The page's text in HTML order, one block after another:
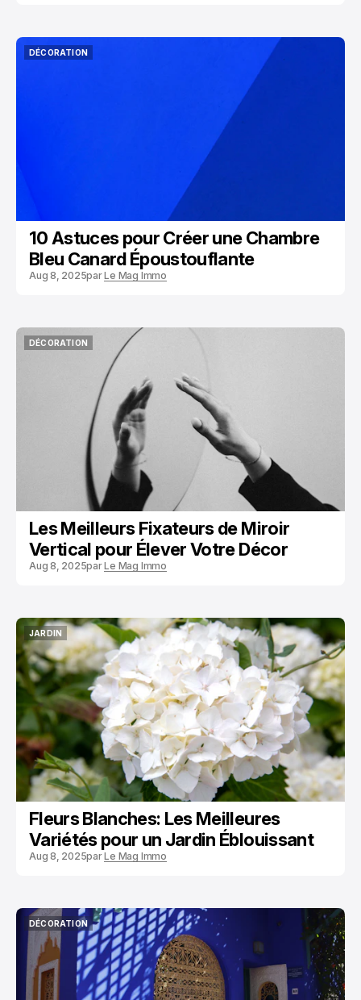
DÉCORATION
10 Astuces pour Créer une Chambre
Bleu Canard Époustouflante
Aug 8, 2025parLe Mag Immo
DÉCORATION
Les Meilleurs Fixateurs de Miroir
Vertical pour Élever Votre Décor
Aug 8, 2025parLe Mag Immo
JARDIN
JARDIN
Fleurs Blanches: Les Meilleures
Variétés pour un Jardin Éblouissant
Aug 8, 2025parLe Mag Immo
DÉCORATION
DÉCORATION